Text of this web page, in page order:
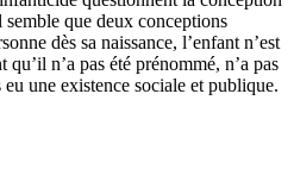
que deux conceptions
dès sa naissance, l’enfant n’est
n’a pas été prénommé, n’a pas
une existence sociale et publique.